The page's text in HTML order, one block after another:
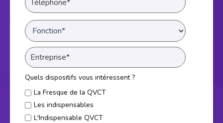
Quels dispositifs vous intéressent ?
La Fresque de la QVCT
Les indispensables
L'Indispensable QVCT